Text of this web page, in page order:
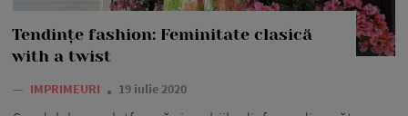
Tendințe fashion: Feminitate clasică
with a twist
— IMPRIMEURI 19 iulie 2020